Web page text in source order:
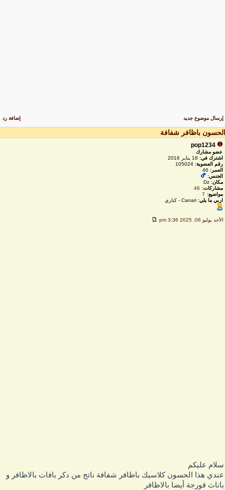
إرسال موضوع جديد إضافة رد
باظافر شفافة
pop1234
عضو مشارك
اشترك في:18 يناير 2016
رقم العضوية:105024
العمر: 46
الجنس:
مكان:Dz
مشاركات:
46
مواضيع:
7
اربي ما يلي:Canari - كناري
الأحد يوليو 06, 2025 3:36 pm
عليكم
هذا الحسون كلاسيك باظافر شفافة ناتج من دكر بافات بالاظافر و
قورجة أيضا بالاظافر